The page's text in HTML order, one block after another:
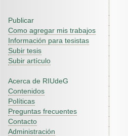
Publicar
Como agregar mis trabajos
Información para tesistas
Subir tesis
Subir artículo
Acerca de RIUdeG
Contenidos
Políticas
Preguntas frecuentes
Contacto
Administración